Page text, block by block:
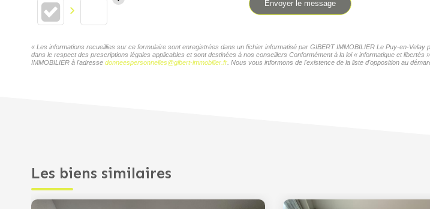
Envoyer le message
« Les informations recueillies sur ce formulaire sont enregistrées dans un fichier informatisé par GIBERT IMMOBILIER Le Puy-en-
dans le respect des prescriptions légales applicables et sont destinées à nos conseillers Conformément à la loi « informatique et
IMMOBILIER à l'adresse donneespersonnelles@gibert-immobilier.fr . Nous vous informons de l'existence de la liste d'opposition au
Les biens similaires